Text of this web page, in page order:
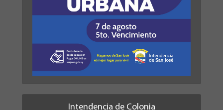
Intendencia de Colonia